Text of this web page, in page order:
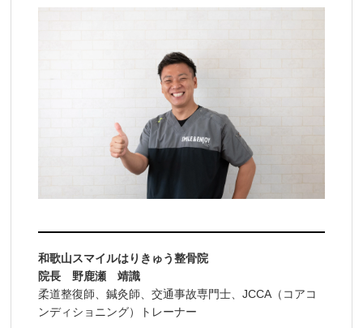
和歌山スマイルはりきゅう整骨院
院長 野鹿瀬 靖識
柔道整復師、鍼灸師、交通事故専門士、JCCA（コアコ
ンディショニング）トレーナー